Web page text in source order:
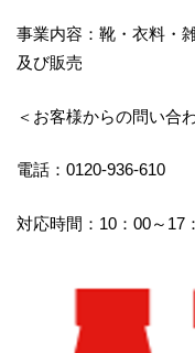
事業内容：靴・衣料・
及び販売
＜お客様からの問い合
電話：0120-936-610
対応時間：10：00～17